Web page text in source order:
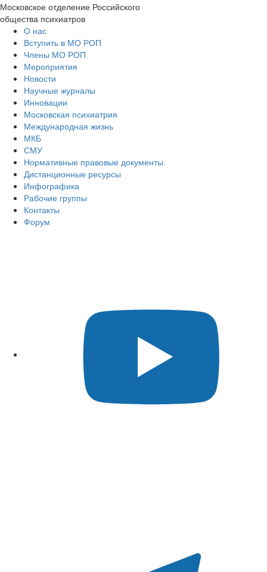
Московское отделение Российского
общества психиатров
О нас
Вступить в МО РОП
Члены МО РОП
Мероприятия
Новости
Научные журналы
Инновации
Московская психиатрия
Международная жизнь
МКБ
СМУ
Нормативные правовые документы
Дистанционные ресурсы
Инфографика
Рабочие группы
Контакты
Форум